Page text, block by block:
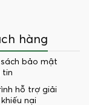
hàng
sách bảo mật
tin
hỗ trợ giải
nại